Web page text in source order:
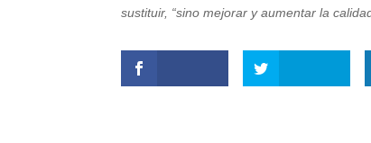
sustituir, “sino mejorar y aumentar la